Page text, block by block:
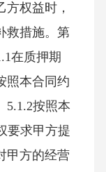
权益时，
救措施。第
在质押期
照本合同约
5.1.2按照本
要求甲方提
甲方的经营